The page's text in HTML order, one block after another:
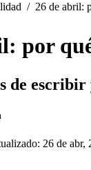
/ 26 de abril:
por
de escribir
26 de abr,